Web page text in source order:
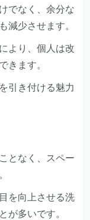
でなく、余分な
減少させます。
より、個人は改
きます。
引き付ける魅力
となく、スペー
を向上させる洗
が多いです。